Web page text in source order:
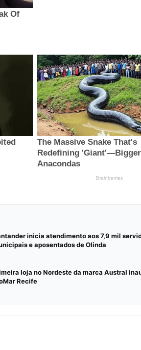
inicia atendimento aos 7,9 mil
e aposentados de Olinda
loja no Nordeste da marca Austral
Recife